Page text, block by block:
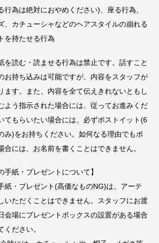
行為は絶対におやめください)、座る行為、
、カチューシャなどのヘアスタイルの崩れる
を持たせる行為
を読む・読ませる行為は禁止です。話すこと
お持ち込みは可能ですが、内容をスタッフが
ます。また、内容を全て伝えきれないともし
よう指示された場合には、従ってお進みくだ
てもらいたい場合には、必ずポストイット(6
み)をお持ちください。如何なる理由でもポ
合には、お名前を書くことはできません。
手紙・プレゼントについて】
紙・プレゼント(高価なものNG)は、アーテ
いただくことはできません。スタッフにお渡
会場にプレゼントボックスの設置がある場合
ください。